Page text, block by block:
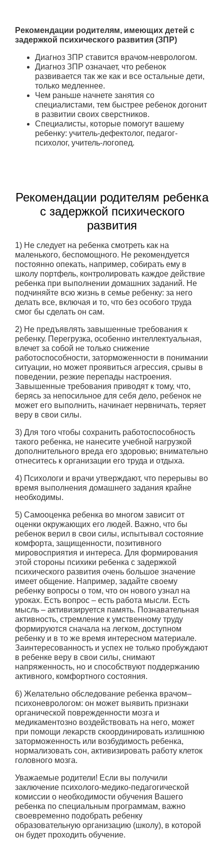
Рекомендации родителям, имеющих детей с
задержкой психического развития (ЗПР)
Диагноз ЗПР ставится врачом-неврологом.
Диагноз ЗПР означает, что ребенок
развивается так же как и все остальные дети,
только медленнее.
Чем раньше начнете занятия со
специалистами, тем быстрее ребенок догонит
в развитии своих сверстников.
Специалисты, которые помогут вашему
ребенку: учитель-дефектолог, педагог-
психолог, учитель-логопед.
Рекомендации родителям ребенка
с задержкой психического
развития
1) Не следует на ребенка смотреть как на
маленького, беспомощного. Не рекомендуется
постоянно опекать, например, собирать ему в
школу портфель, контролировать каждое действие
ребенка при выполнении домашних заданий. Не
подчиняйте всю жизнь в семье ребенку: за него
делать все, включая и то, что без особого труда
смог бы сделать он сам.
2) Не предъявлять завышенные требования к
ребенку. Перегрузка, особенно интеллектуальная,
влечет за собой не только снижение
работоспособности, заторможенности в понимании
ситуации, но может проявиться агрессия, срывы в
поведении, резкие перепады настроения.
Завышенные требования приводят к тому, что,
берясь за непосильное для себя дело, ребенок не
может его выполнить, начинает нервничать, теряет
веру в свои силы.
3) Для того чтобы сохранить работоспособность
такого ребенка, не нанесите учебной нагрузкой
дополнительного вреда его здоровью; внимательно
отнеситесь к организации его труда и отдыха.
4) Психологи и врачи утверждают, что перерывы во
время выполнения домашнего задания крайне
необходимы.
5) Cамооценка ребенка во многом зависит от
оценки окружающих его людей. Важно, что бы
ребенок верил в свои силы, испытывал состояние
комфорта, защищенности, позитивного
мировосприятия и интереса. Для формирования
этой стороны психики ребенка с задержкой
психического развития очень большое значение
имеет общение. Например, задайте своему
ребенку вопросы о том, что он нового узнал на
уроках. Есть вопрос – есть работа мысли. Есть
мысль – активизируется память. Познавательная
активность, стремление к умственному труду
формируются сначала на легком, доступном
ребенку и в то же время интересном материале.
Заинтересованность и успех не только пробуждают
в ребенке веру в свои силы, снимают
напряженность, но и способствуют поддержанию
активного, комфортного состояния.
6) Желательно обследование ребенка врачом–
психоневрологом: он может выявить признаки
органической поврежденности мозга и
медикаментозно воздействовать на него, может
при помощи лекарств скоординировать излишнюю
заторможенность или возбудимость ребенка,
нормализовать сон, активизировать работу клеток
головного мозга.
Уважаемые родители! Если вы получили
заключение психолого-медико-педагогической
комиссии о необходимости обучения Вашего
ребенка по специальным программам, важно
своевременно подобрать ребенку
образовательную организацию (школу), в которой
он будет проходить обучение.